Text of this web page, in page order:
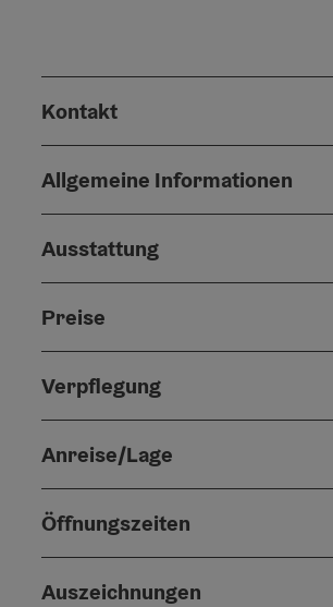
Kontakt
Allgemeine Informationen
Ausstattung
Preise
Verpflegung
Anreise/Lage
Öffnungszeiten
Auszeichnungen